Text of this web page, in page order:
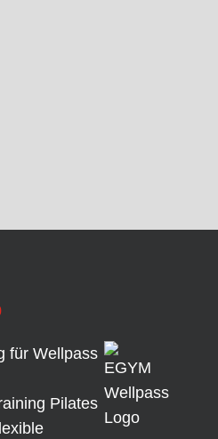
für Wellpass
Pilates